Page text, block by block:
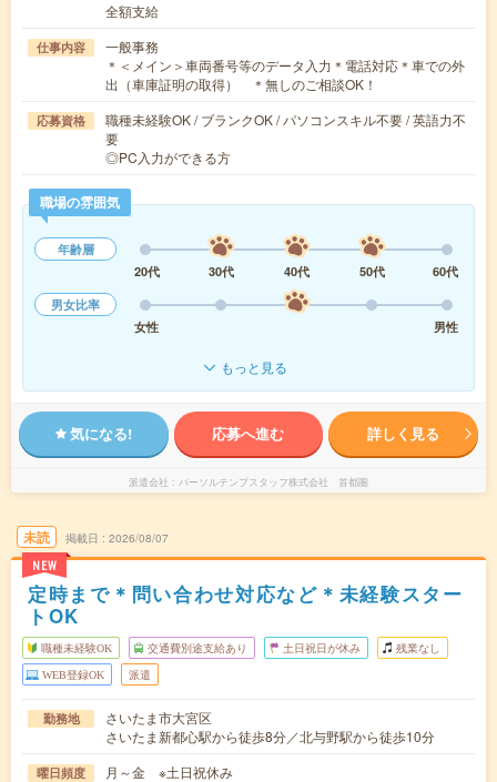
全額支給
仕事内容
一般事務
＊＜メイン＞車両番号等のデータ入力＊電話対応＊車での外
出（車庫証明の取得） ＊無しのご相談OK！
応募資格
職種未経験OK / ブランクOK / パソコンスキル不要 / 英語力不
要
◎PC入力ができる方
職場の雰囲気
年齢層
20代
30代 40代 50代
60代
男女比率
女性
男性
もっと見る
気になる! 応募へ進む 詳しく見る
派遣会社 パーソルテンプスタッフ株式会社 首都圏
未読
NEW
掲載日 2026/08/07
定時まで＊問い合わせ対応など＊未経験スター
トOK
職種未経験OK 交通費別途支給あり 土日祝日が休み 残業なし
WEB登録OK 派遣
勤務地
さいたま市大宮区
さいたま新都心駅から徒歩8分／北与野駅から徒歩10分
曜日頻度 月～金 ※土日祝休み